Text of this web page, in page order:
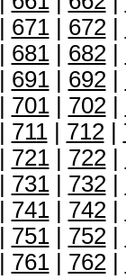
671| 672|
681| 682|
691| 692|
701| 702|
711| 712|
721| 722|
731| 732|
741| 742|
751| 752|
761| 762|